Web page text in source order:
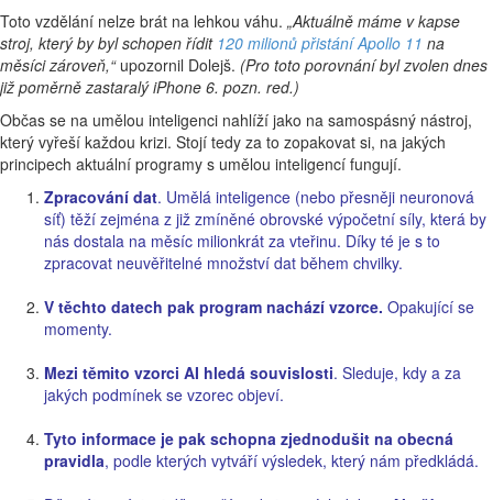
Toto vzdělání nelze brát na lehkou váhu. „Aktuálně máme v kapse
stroj, který by byl schopen řídit 120 milionů přistání Apollo 11 na
měsíci zároveň,“upozornil Dolejš. (Pro toto porovnání byl zvolen dnes
již poměrně zastaralý iPhone 6. pozn. red.)
Občas se na umělou inteligenci nahlíží jako na samospásný nástroj,
který vyřeší každou krizi. Stojí tedy za to zopakovat si, na jakých
principech aktuální programy s umělou inteligencí fungují.
Zpracování dat. Umělá inteligence (nebo přesněji neuronová
síť) těží zejména z již zmíněné obrovské výpočetní síly, která by
nás dostala na měsíc milionkrát za vteřinu. Díky té je s to
zpracovat neuvěřitelné množství dat během chvilky.
V těchto datech pak program nachází vzorce. Opakující se
momenty.
Mezi těmito vzorci AI hledá souvislosti. Sleduje, kdy a za
jakých podmínek se vzorec objeví.
Tyto informace je pak schopna zjednodušit na obecná
pravidla, podle kterých vytváří výsledek, který nám předkládá.